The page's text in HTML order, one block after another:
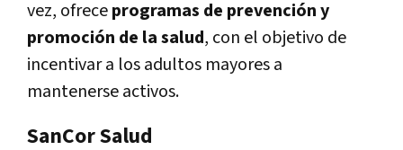
vez, ofreceprogramas de prevención y
promoción de la salud, con el objetivo de
incentivar a los adultos mayores a
mantenerse activos.
SanCor Salud